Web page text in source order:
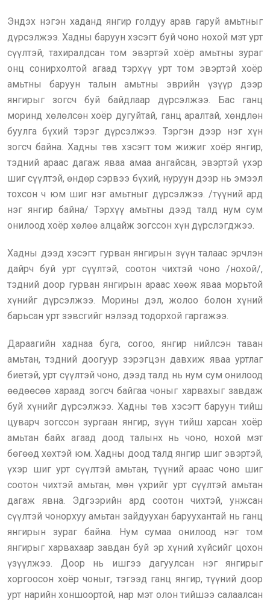
Эндэх нэгэн хаданд янгир голдуу арав гаруй амьтныг
дүрсэлжээ. Хадны баруун хэсэгт буй чоно нохой мэт урт
сүүлтэй, тахиралдсан том эвэртэй хоёр амьтны зураг
онц сонирхолтой агаад тэрхүү урт том эвэртэй хоёр
амьтны баруун талын амьтны эврийн үзүүр дээр
янгирыг зогсч буй байдлаар дүрсэлжээ. Бас ганц
моринд хөлөлсөн хоёр дугуйтай, ганц аралтай, хөндлөн
буулга бүхий тэрэг дүрсэлжээ. Тэргэн дээр нэг хүн
зогсч байна. Хадны төв хэсэгт том жижиг хоёр янгир,
тэдний араас дагаж яваа амаа ангайсан, эвэртэй үхэр
шиг сүүлтэй, өндөр сэрвээ бүхий, нуруун дээр нь эмээл
тохсон ч юм шиг нэг амьтныг дүрсэлжээ. /түүний ард
нэг янгир байна/ Тэрхүү амьтны дээд талд нум сум
онилоод хоёр хөлөө алцайж зогссон хүн дүрслэгджээ.
Хадны дээд хэсэгт гурван янгирын зүүн талаас эрчлэн
дайрч буй урт сүүлтэй, соотон чихтэй чоно /нохой/,
тэдний доор гурван янгирын араас хөөж яваа морьтой
хүнийг дүрсэлжээ. Морины дэл, жолоо болон хүний
барьсан урт зэвсгийг нэлээд тодорхой гаргажээ.
Дараагийн хаднаа буга, согоо, янгир нийлсэн таван
амьтан, тэдний доогуур зэрэгцэн давхиж яваа уртлаг
биетэй, урт сүүлтэй чоно, дээд талд нь нум сум онилоод
өөдөөсөө хараад зогсч байгаа чоныг харвахыг завдаж
буй хүнийг дүрсэлжээ. Хадны төв хэсэгт баруун тийш
цуварч зогссон зургаан янгир, зүүн тийш харсан хоёр
амьтан байх агаад доод талынх нь чоно, нохой мэт
бөгөөд хөхтэй юм. Хадны доод талд янгир шиг эвэртэй,
үхэр шиг урт сүүлтэй амьтан, түүний араас чоно шиг
соотон чихтэй амьтан, мөн үхрийг урт сүүлтэй амьтан
дагаж явна. Эдгээрийн ард соотон чихтэй, унжсан
сүүлтэй чонорхуу амьтан зайдуухан баруухантай нь ганц
янгирын зураг байна. Нум сумаа онилоод нэг том
янгирыг харвахаар завдан буй эр хүний хүйсийг цохон
үзүүлжээ. Доор нь ишгээ дагуулсан нэг янгирыг
хоргоосон хоёр чоныг, тэгээд ганц янгир, түүний доор
урт нарийн хоншоортой, нар мэт олон тийшээ салаалсан